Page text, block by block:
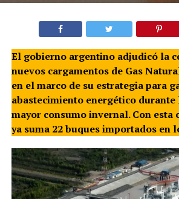
El gobierno argentino adjudicó la
nuevos cargamentos de Gas
en el marco de su estrategia para
abastecimiento energético durante
mayor consumo invernal. Con esta
ya suma 22 buques importados en